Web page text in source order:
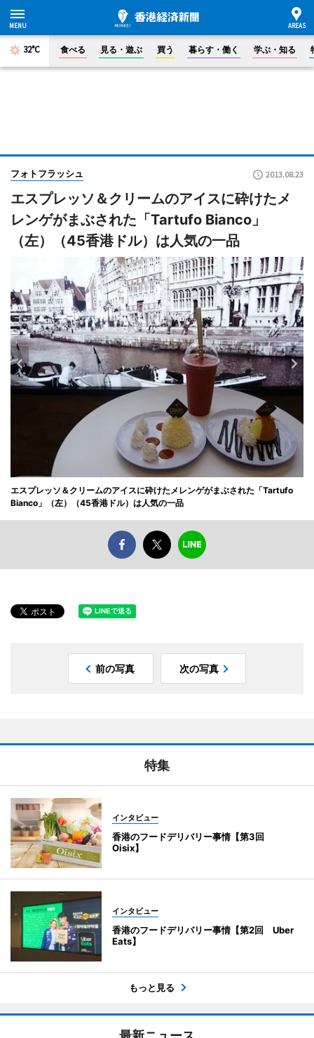
32°C 食べる 見る・遊ぶ 買う 暮らす・働く 学ぶ・知る
フォトフラッシュ 2013.08.23
エスプレッソ＆クリームのアイスに砕けたメ
レンゲがまぶされた「Tartufo Bianco」
（左）（45香港ドル）は人気の一品
エスプレッソ＆クリームのアイスに砕けたメレンゲがまぶされた「Tartufo
Bianco」（左）（45香港ドル）は人気の一品
前の写真 次の写真
特集
インタビュー
香港のフードデリバリー事情【第3回
Oisix】
インタビュー
香港のフードデリバリー事情【第2回 Uber
Eats】
もっと見る